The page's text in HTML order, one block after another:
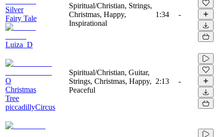
Silver
Fairy Tale
Luiza_D
Spiritual/Christian, Strings,
Christmas, Happy,
Inspirational
1:34 -
O
Christmas
Tree
piccadillyCircus
Spiritual/Christian, Guitar,
Strings, Christmas, Happy,
Peaceful
2:13 -